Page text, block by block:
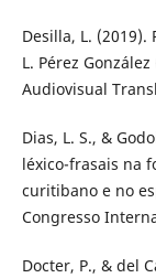
Desilla, L.
L. Pérez
Audiovisual
Dias, L. S., &
léxico-frasais na
curitibano e no
Congresso
Docter, P., & del